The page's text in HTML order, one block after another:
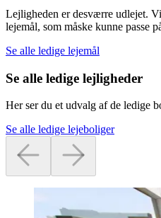
Lejligheden er desværre udlejet.
lejemål, som måske kunne passe
Se alle ledige lejemål
Se alle ledige lejligheder
Her ser du et udvalg af de ledige
Se alle ledige lejeboliger